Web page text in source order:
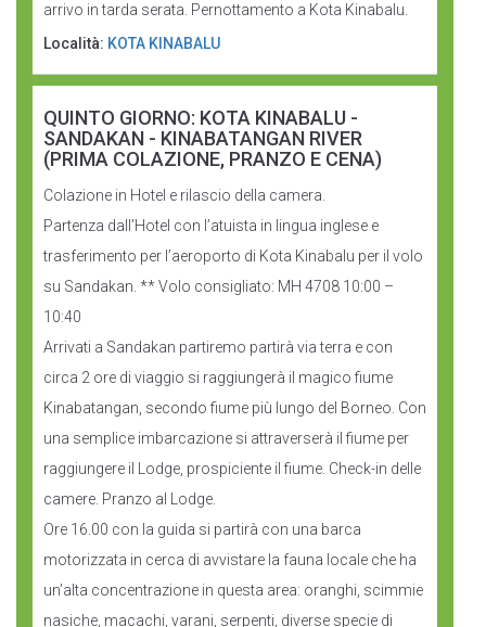
arrivo in tarda serata. Pernottamento a Kota Kinabalu.
Località: KOTA KINABALU
QUINTO GIORNO: KOTA KINABALU -
SANDAKAN - KINABATANGAN RIVER
(PRIMA COLAZIONE, PRANZO E CENA)
Colazione in Hotel e rilascio della camera.
Partenza dall’Hotel con l’atuista in lingua inglese e
trasferimento per l’aeroporto di Kota Kinabalu per il volo
su Sandakan. ** Volo consigliato: MH 4708 10:00 –
10:40
Arrivati a Sandakan partiremo partirà via terra e con
circa 2 ore di viaggio si raggiungerà il magico fiume
Kinabatangan, secondo fiume più lungo del Borneo. Con
una semplice imbarcazione si attraverserà il fiume per
raggiungere il Lodge, prospiciente il fiume. Check-in delle
camere. Pranzo al Lodge.
Ore 16.00 con la guida si partirà con una barca
motorizzata in cerca di avvistare la fauna locale che ha
un’alta concentrazione in questa area: oranghi, scimmie
nasiche, macachi, varani, serpenti, diverse specie di